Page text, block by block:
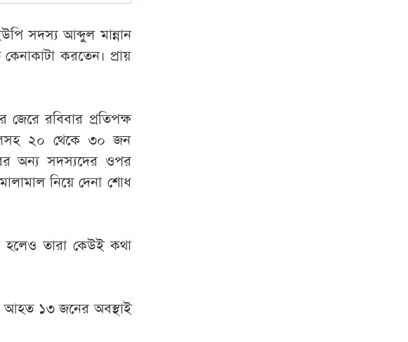
সদস্য আব্দুল মান্নান
করতেন। প্রায়
রবিবার প্রতিপক্ষ
২০ থেকে ৩০ জন
অন্য সদস্যদের ওপর
নিয়ে দেনা শোধ
হলেও তারা কেউই কথা
আহত ১৩ জনের অবস্থাই